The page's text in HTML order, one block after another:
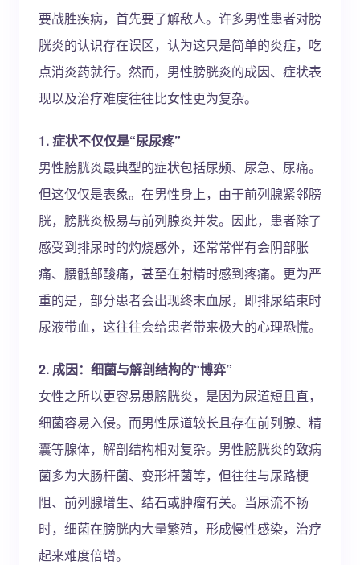
要战胜疾病，首先要了解敌人。许多男性患者对膀
胱炎的认识存在误区，认为这只是简单的炎症，吃
点消炎药就行。然而，男性膀胱炎的成因、症状表
现以及治疗难度往往比女性更为复杂。
1. 症状不仅仅是“尿尿疼”
男性膀胱炎最典型的症状包括尿频、尿急、尿痛。
但这仅仅是表象。在男性身上，由于前列腺紧邻膀
胱，膀胱炎极易与前列腺炎并发。因此，患者除了
感受到排尿时的灼烧感外，还常常伴有会阴部胀
痛、腰骶部酸痛，甚至在射精时感到疼痛。更为严
重的是，部分患者会出现终末血尿，即排尿结束时
尿液带血，这往往会给患者带来极大的心理恐慌。
2. 成因：细菌与解剖结构的“博弈”
女性之所以更容易患膀胱炎，是因为尿道短且直，
细菌容易入侵。而男性尿道较长且存在前列腺、精
囊等腺体，解剖结构相对复杂。男性膀胱炎的致病
菌多为大肠杆菌、变形杆菌等，但往往与尿路梗
阻、前列腺增生、结石或肿瘤有关。当尿流不畅
时，细菌在膀胱内大量繁殖，形成慢性感染，治疗
起来难度倍增。